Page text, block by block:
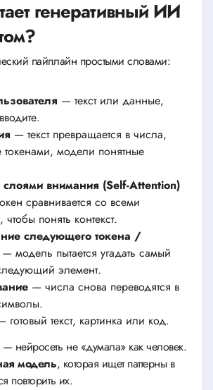
генеративный ИИ
пайплайн простыми словами:
— текст или данные,
— текст превращается в числа,
модели понятные
внимания (Self-Attention)
сравнивается со всеми
понять контекст.
следующего токена /
модель пытается угадать самый
элемент.
— числа снова переводятся в
текст, картинка или код.
нейросеть не «думала» как человек.
модель, которая ищет паттерны в
повторить их.